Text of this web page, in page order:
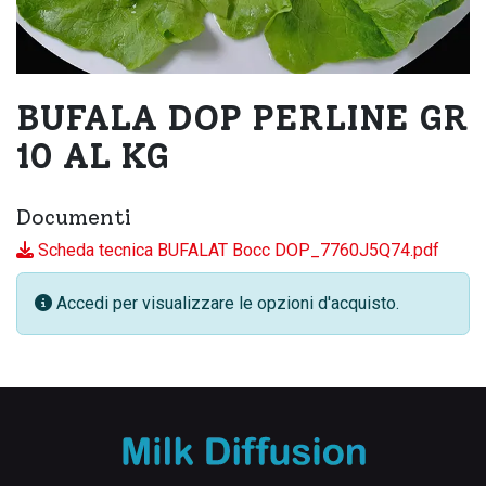
BUFALA DOP PERLINE GR
10 AL KG
Documenti
Scheda tecnica BUFALAT Bocc DOP_7760J5Q74.pdf
Accedi per visualizzare le opzioni d'acquisto.